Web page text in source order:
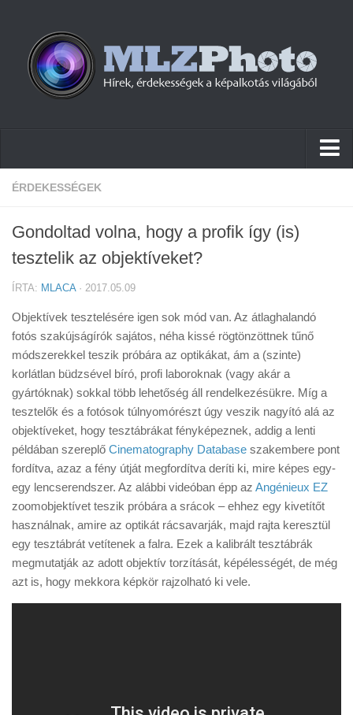
Hírek
Cikkek
Tudástár
Tanácsok
Érdekességek
Helyszíni Riport
E-BB
ÉRDEKESSÉGEK
Gondoltad volna, hogy a profik így (is)
tesztelik az objektíveket?
ÍRTA: MLACA· 2017.05.09
Objektívek tesztelésére igen sok mód van. Az átlaghalandó
fotós szakújságírók sajátos, néha kissé rögtönzöttnek tűnő
módszerekkel teszik próbára az optikákat, ám a (szinte)
korlátlan büdzsével bíró, profi laboroknak (vagy akár a
gyártóknak) sokkal több lehetőség áll rendelkezésükre. Míg a
tesztelők és a fotósok túlnyomórészt úgy veszik nagyító alá az
objektíveket, hogy tesztábrákat fényképeznek, addig a lenti
példában szereplő Cinematography Database szakembere pont
fordítva, azaz a fény útját megfordítva deríti ki, mire képes egy-
egy lencserendszer. Az alábbi videóban épp az Angénieux EZ
zoomobjektívet teszik próbára a srácok – ehhez egy kivetítőt
használnak, amire az optikát rácsavarják, majd rajta keresztül
egy tesztábrát vetítenek a falra. Ezek a kalibrált tesztábrák
megmutatják az adott objektív torzítását, képélességét, de még
azt is, hogy mekkora képkör rajzolható ki vele.